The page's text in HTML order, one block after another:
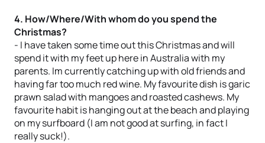
4. How/Where/With whom do you spend the
Christmas?
- I have taken some time out this Christmas and will
spend it with my feet up here in Australia with my
parents. Im currently catching up with old friends and
having far too much red wine. My favourite dish is garic
prawn salad with mangoes and roasted cashews. My
favourite habit is hanging out at the beach and playing
on my surfboard (I am not good at surfing, in fact I
really suck!).